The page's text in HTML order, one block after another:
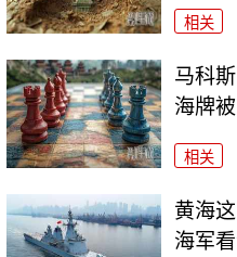
相关
马科
海牌
相关
黄海
海军